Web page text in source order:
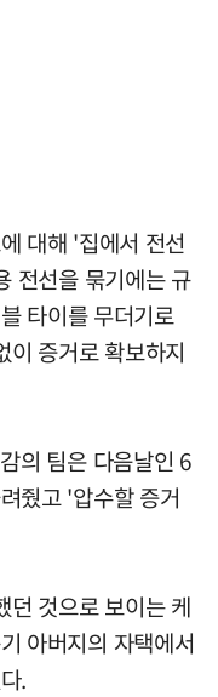
대해 '집에서 전선
전선을 묶기에는 규
타이를 무더기로
이 증거로 확보하지
의 팀은 다음날인 6
줬고 '압수할 증거
던 것으로 보이는 케
아버지의 자택에서
.